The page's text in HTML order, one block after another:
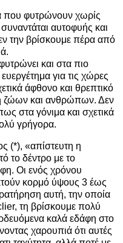
που φυτρώνουν χωρίς
αυτοφυής και
την βρίσκουμε πέρα από
και στα πιο
για τις χώρες
άφθονο και θρεπτικό
ζώων και ανθρώπων. Δεν
στα γόνιμα και σχετικά
γρήγορα.
(*), «απίστευτη η
το δέντρο με το
Οι ενός χρόνου
κορμό ύψους 3 έως
αυτή, την οποία
τη βρίσκουμε πολύ
καλά εδάφη στο
χαρουπιά ότι αυτές